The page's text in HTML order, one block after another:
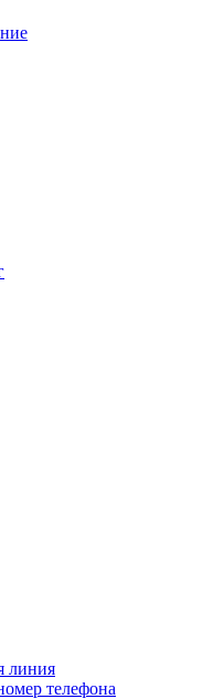
линия
телефона